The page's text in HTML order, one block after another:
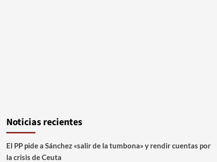
Noticias recientes
El PP pide a Sánchez «salir de la tumbona» y rendir cuentas por
la crisis de Ceuta